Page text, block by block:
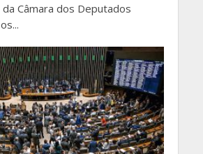
Câmara dos Deputados